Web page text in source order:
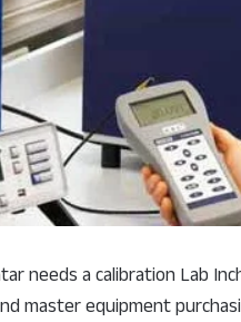
needs a calibration Lab
master equipment